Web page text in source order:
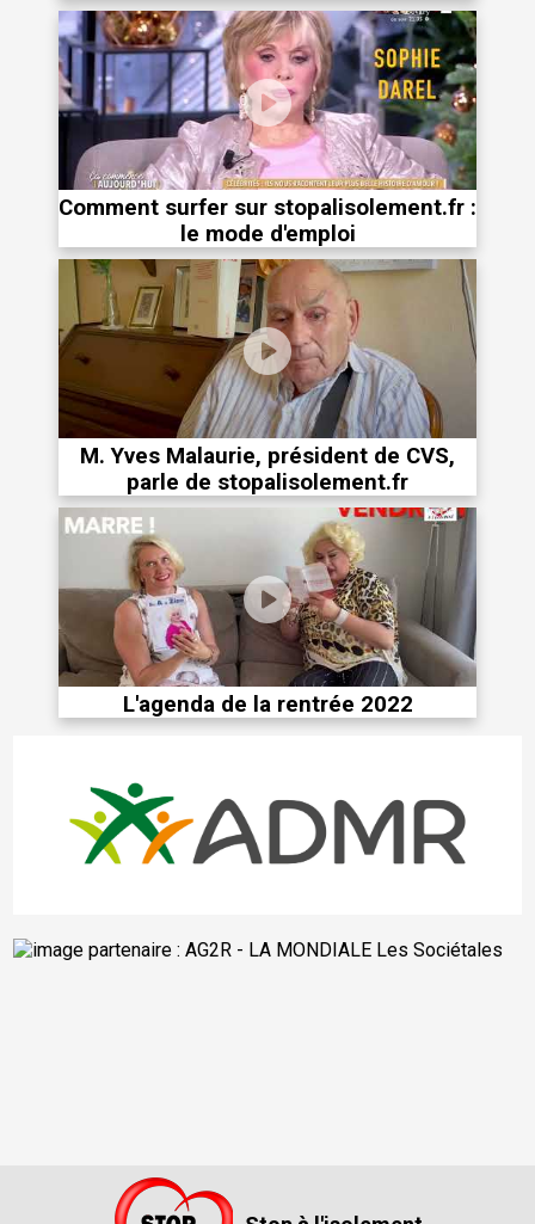
Comment surfer sur stopalisolement.fr :
le mode d'emploi
M. Yves Malaurie, président de CVS,
parle de stopalisolement.fr
L'agenda de la rentrée 2022